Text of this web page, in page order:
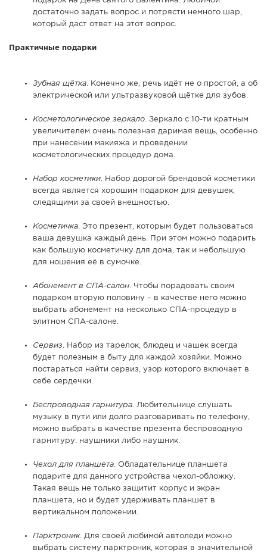
достаточно задать вопрос и потрясти немного шар,
который даст ответ на этот вопрос.
Практичные подарки
Зубная щётка . Конечно же, речь идёт не о простой, а об
электрической или ультразвуковой щётке для зубов.
Косметологическое зеркало . Зеркало с 10-ти кратным
увеличителем очень полезная даримая вещь, особенно
при нанесении макияжа и проведении
косметологических процедур дома.
Набор косметики . Набор дорогой брендовой косметики
всегда является хорошим подарком для девушек,
следящими за своей внешностью.
Косметичка . Это презент, которым будет пользоваться
ваша девушка каждый день. При этом можно подарить
как большую косметичку для дома, так и небольшую
для ношения её в сумочке.
Абонемент в СПА-салон . Чтобы порадовать своим
подарком вторую половину – в качестве него можно
выбрать абонемент на несколько СПА-процедур в
элитном СПА-салоне.
Сервиз . Набор из тарелок, блюдец и чашек всегда
будет полезным в быту для каждой хозяйки. Можно
постараться найти сервиз, узор которого включает в
себе сердечки.
Беспроводная гарнитура . Любительнице слушать
музыку в пути или долго разговаривать по телефону,
можно выбрать в качестве презента беспроводную
гарнитуру: наушники либо наушник.
Чехол для планшета . Обладательнице планшета
подарите для данного устройства чехол-обложку.
Такая вещь не только защитит корпус и экран
планшета, но и будет удерживать планшет в
вертикальном положении.
Парктроник. Для своей любимой автоледи можно
выбрать систему парктроник, которая в значительной